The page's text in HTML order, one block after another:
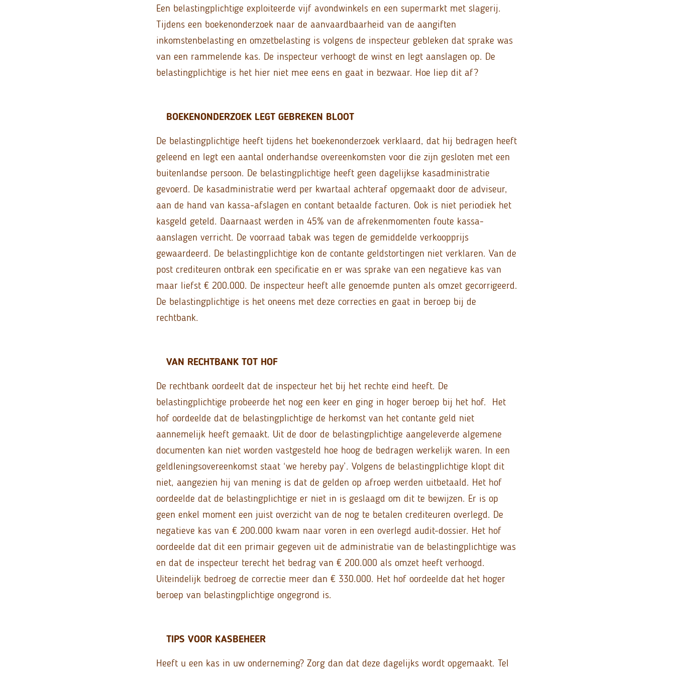
Een belastingplichtige exploiteerde vijf avondwinkels en een supermarkt met slagerij.
Tijdens een boekenonderzoek naar de aanvaardbaarheid van de aangiften
inkomstenbelasting en omzetbelasting is volgens de inspecteur gebleken dat sprake was
van een rammelende kas. De inspecteur verhoogt de winst en legt aanslagen op. De
belastingplichtige is het hier niet mee eens en gaat in bezwaar. Hoe liep dit af?
BOEKENONDERZOEK LEGT GEBREKEN BLOOT
De belastingplichtige heeft tijdens het boekenonderzoek verklaard, dat hij bedragen heeft
geleend en legt een aantal onderhandse overeenkomsten voor die zijn gesloten met een
buitenlandse persoon. De belastingplichtige heeft geen dagelijkse kasadministratie
gevoerd. De kasadministratie werd per kwartaal achteraf opgemaakt door de adviseur,
aan de hand van kassa-afslagen en contant betaalde facturen. Ook is niet periodiek het
kasgeld geteld. Daarnaast werden in 45% van de afrekenmomenten foute kassa-
aanslagen verricht. De voorraad tabak was tegen de gemiddelde verkoopprijs
gewaardeerd. De belastingplichtige kon de contante geldstortingen niet verklaren. Van de
post crediteuren ontbrak een specificatie en er was sprake van een negatieve kas van
maar liefst € 200.000. De inspecteur heeft alle genoemde punten als omzet gecorrigeerd.
De belastingplichtige is het oneens met deze correcties en gaat in beroep bij de
rechtbank.
VAN RECHTBANK TOT HOF
De rechtbank oordeelt dat de inspecteur het bij het rechte eind heeft. De
belastingplichtige probeerde het nog een keer en ging in hoger beroep bij het hof. Het
hof oordeelde dat de belastingplichtige de herkomst van het contante geld niet
aannemelijk heeft gemaakt. Uit de door de belastingplichtige aangeleverde algemene
documenten kan niet worden vastgesteld hoe hoog de bedragen werkelijk waren. In een
geldleningsovereenkomst staat ‘we hereby pay’. Volgens de belastingplichtige klopt dit
niet, aangezien hij van mening is dat de gelden op afroep werden uitbetaald. Het hof
oordeelde dat de belastingplichtige er niet in is geslaagd om dit te bewijzen. Er is op
geen enkel moment een juist overzicht van de nog te betalen crediteuren overlegd. De
negatieve kas van € 200.000 kwam naar voren in een overlegd audit-dossier. Het hof
oordeelde dat dit een primair gegeven uit de administratie van de belastingplichtige was
en dat de inspecteur terecht het bedrag van € 200.000 als omzet heeft verhoogd.
Uiteindelijk bedroeg de correctie meer dan € 330.000. Het hof oordeelde dat het hoger
beroep van belastingplichtige ongegrond is.
TIPS VOOR KASBEHEER
Heeft u een kas in uw onderneming? Zorg dan dat deze dagelijks wordt opgemaakt. Tel